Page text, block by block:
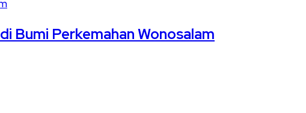
Bumi Perkemahan Wonosalam